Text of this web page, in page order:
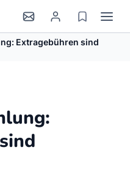
Extragebühren sind